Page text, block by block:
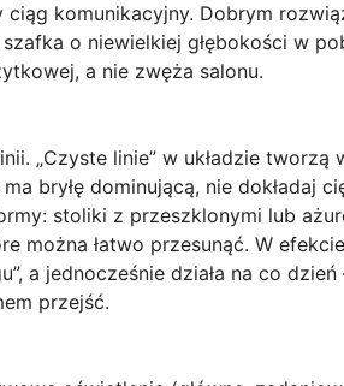
ciąg komunikacyjny. Dobrym
o niewielkiej głębokości w
a nie zwęża salonu.
„Czyste linie” w układzie
bryłę dominującą, nie dokładaj
stoliki z przeszklonymi lub
można łatwo przesunąć. W
a jednocześnie działa na co
przejść.